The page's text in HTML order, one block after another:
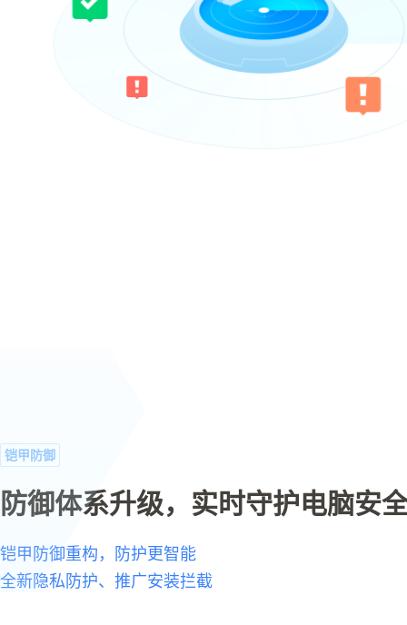
铠甲防御
防御体系升级，实时守护电脑安
铠甲防御重构，防护更智能
全新隐私防护、推广安装拦截